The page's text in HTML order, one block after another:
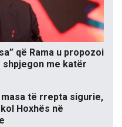
që Rama u propozoi
me katër
masa të rrepta sigurie,
Hoxhës në